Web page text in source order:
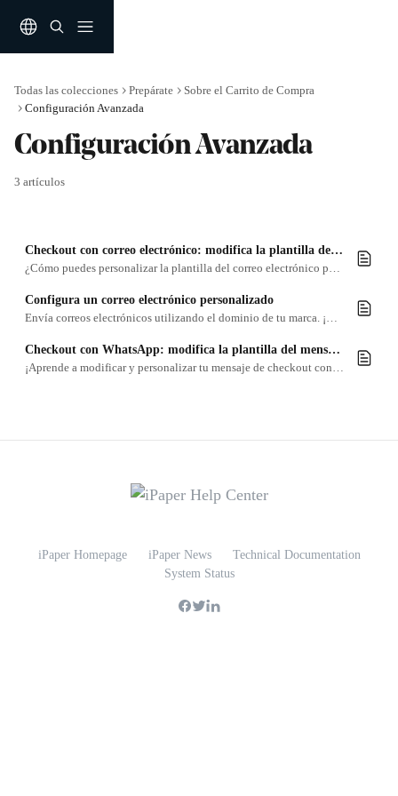
Todas las colecciones Prepárate
Sobre el Carrito de Compra
Configuración Avanzada
Configuración Avanzada
3 artículos
Checkout con correo electrónico: modifica la plantilla del correo (Avanzado)
¿Cómo puedes personalizar la plantilla del correo electrónico para compartir o hacer checkout en tus flipbooks? Sigue leyendo y descúbrelo
Configura un correo electrónico personalizado
Envía correos electrónicos utilizando el dominio de tu marca. ¡Descubre cómo!
Checkout con WhatsApp: modifica la plantilla del mensaje (Avanzado)
¡Aprende a modificar y personalizar tu mensaje de checkout con WhatsApp!
iPaper Homepage iPaper News
Technical Documentation
System Status